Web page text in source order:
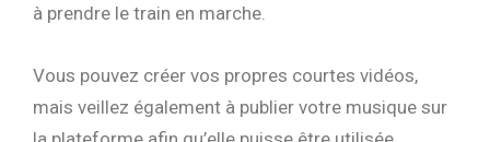
à prendre le train en marche.
Vous pouvez créer vos propres courtes vidéos,
mais veillez également à publier votre musique sur